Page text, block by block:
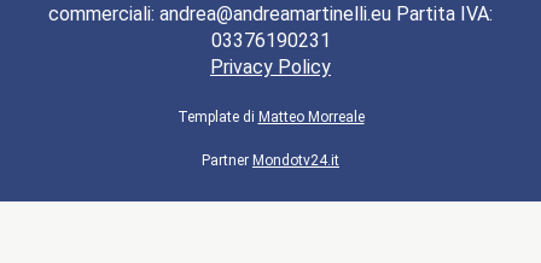
commerciali: andrea@andreamartinelli.eu Partita IVA:
03376190231
Privacy Policy
Template di Matteo Morreale
Partner Mondotv24.it